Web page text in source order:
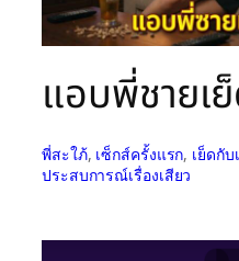
แอบพี่ชายเ
พี่สะใภ้, เซ็กส์ครั้งแรก, เย็ดกับ
ประสบการณ์เรื่องเสียว